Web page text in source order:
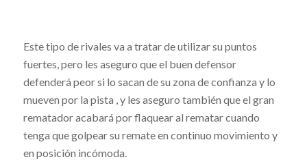
Este tipo de rivales va a tratar de utilizar su puntos
fuertes, pero les aseguro que el buen defensor
defenderá peor si lo sacan de su zona de confianza y lo
mueven por la pista , y les aseguro también que el gran
rematador acabará por flaquear al rematar cuando
tenga que golpear su remate en continuo movimiento y
en posición incómoda.